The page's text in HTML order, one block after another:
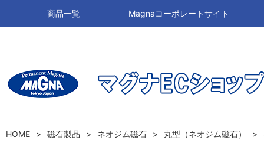
商品一覧 Magnaコーポレートサイト
HOME 磁石製品 ネオジム磁石 丸型（ネオジム磁石）